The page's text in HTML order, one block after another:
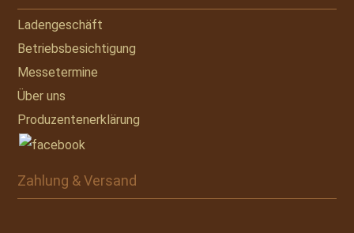
Ladengeschäft
Betriebsbesichtigung
Messetermine
Über uns
Produzentenerklärung
Zahlung & Versand